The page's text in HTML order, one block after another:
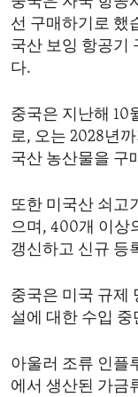
선 구매하기로 했
국산 보잉 항공기
다.
중국은 지난해 10
로, 오는 2028년
국산 농산물을 구
또한 미국산 쇠고
으며, 400개 이상
갱신하고 신규 등
중국은 미국 규제
설에 대한 수입
아울러 조류 인플
에서 생산된 가금